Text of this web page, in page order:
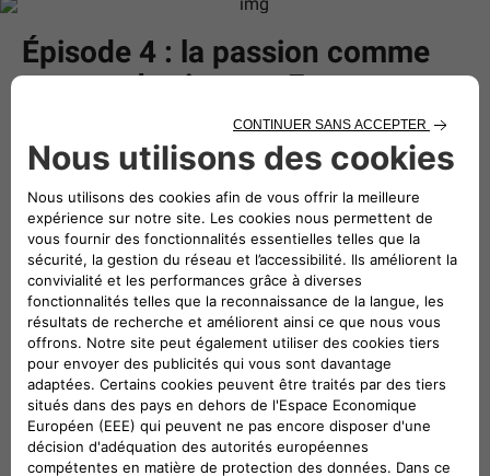
Épisode 4 : la passion comme
moteur de vie pour Francesca
La passion, qui est "une force motrice de tout" pour
Francesca Santamaria, une danseuse contemporaine, qui
adore conduire son Avenger dans les rues de
Rome en suivant le rythme de sa playlist.
DÉCOUVREZ LA VIDÉO
DÉCOUVREZ AVENGER